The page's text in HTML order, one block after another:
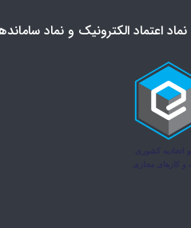
نماد اعتماد الکترونیک و نماد